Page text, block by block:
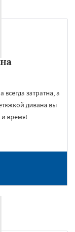
затратна, а
дивана вы
и время!